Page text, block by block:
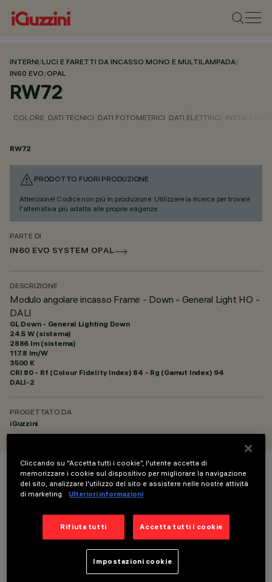
INTERNI/LUCI E FARETTI DA INCASSO MONO E MULTILAMPADA/
IN60 EVO/OPAL
RW72
COLORE DATI TECNICI DATI FOTOMETRICI DATI ELETTRICI
RW72
PRODOTTO FUORI PRODUZIONE
Attenzione! Codice non più in produzione. Utilizzare la ricerca per trovare
l'alternativa più adatta alle proprie esigenze.
PARTE DI
IN60 EVO SYSTEM OPAL
DESCRIZIONE
Modulo angolare incasso Frame - Down - General Light HO -
DALI
GL Down - General Lighting Down
24.5 W (sistema)
2886 lm (sistema)
117.8 lm/W
3500 K
CRI 80- Rf (Colour Fidelity Index) 84 - Rg (Gamut Index) 94
DALI-2
PROGETTATO DA
iGuzzini
COLORE
DATI TECNICI
Cliccando su “Accetta tutti i cookie”, l'utente accetta di
memorizzare i cookie sul dispositivo per migliorare la navigazione
del sito, analizzare l'utilizzo del sito e assistere nelle nostre attività
di marketing.
Ulteriori informazioni
Rifiuta tutti Accetta tutti i cookie
Impostazioni cookie